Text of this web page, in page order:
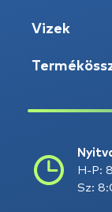
Vizek
H-P:
Sz: